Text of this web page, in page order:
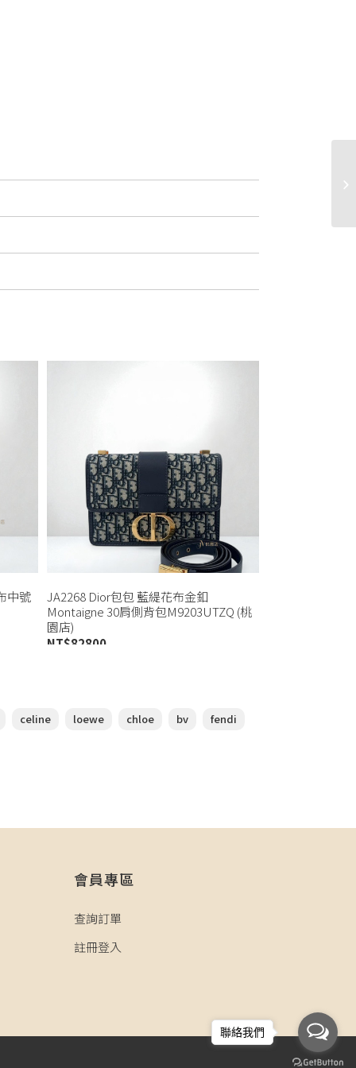
中號
JA2268 Dior包包 藍緹花布金釦
Montaigne 30肩側背包M9203UTZQ (桃
園店)
NT$82800
celine loewe chloe bv
fendi
會員專區
查詢訂單
註冊登入
聯絡我們